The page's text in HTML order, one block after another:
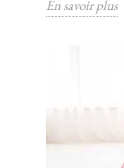
En savoir plus